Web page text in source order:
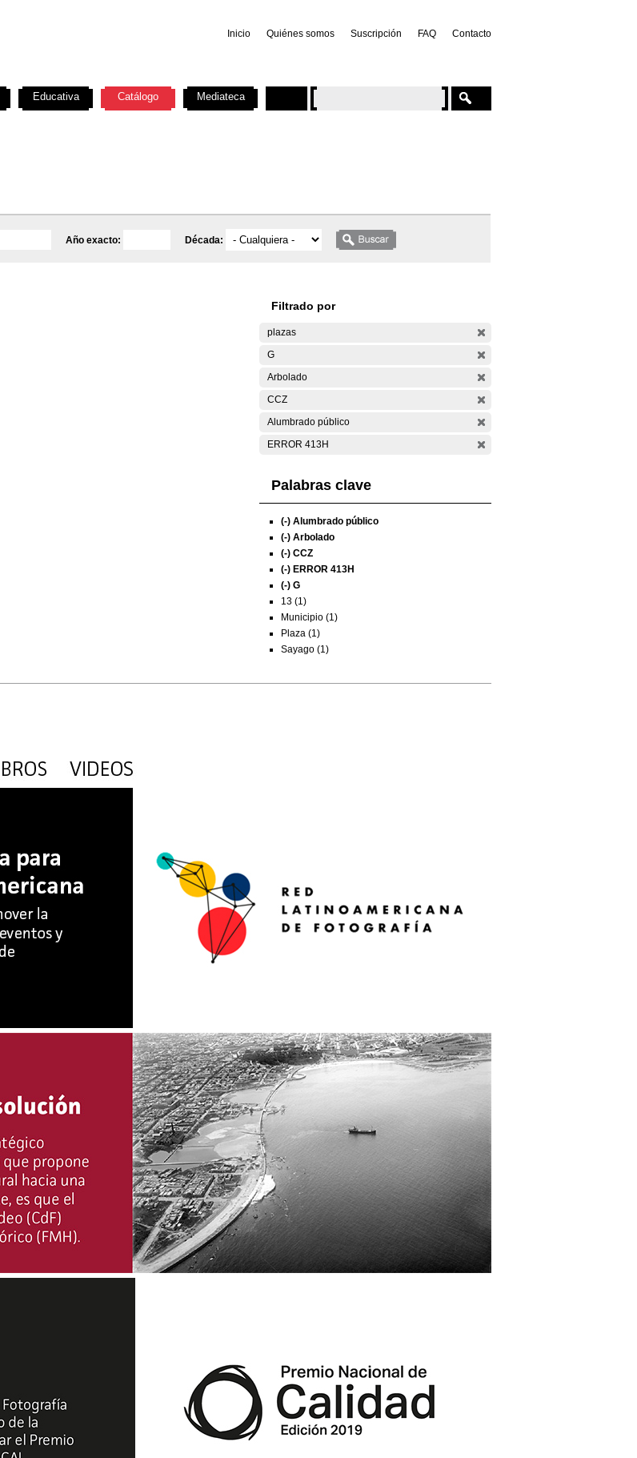
Inicio Quiénes somos Suscripción FAQ Contacto
Año exacto: Década:
Filtrado por
plazas
G
Arbolado
CCZ
Alumbrado público
ERROR 413H
Palabras clave
(-) Alumbrado público
(-) Arbolado
(-) CCZ
(-) ERROR 413H
(-) G
13 (1)
Municipio (1)
Plaza (1)
Sayago (1)
Educativa Catálogo Mediateca